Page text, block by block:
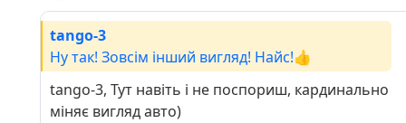
tango-3
Ну так! Зовсім інший вигляд! Найс!👍
tango-3, Тут навіть і не поспориш, кардинально
міняє вигляд авто)